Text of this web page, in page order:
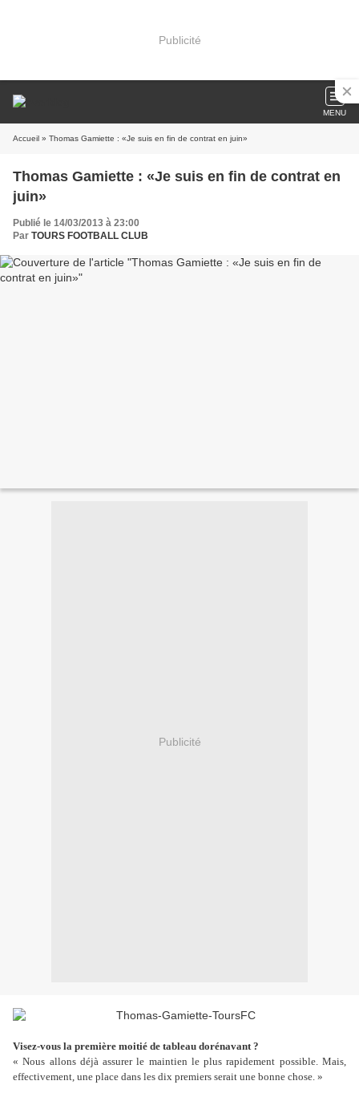
Publicité
MENU
Accueil » Thomas Gamiette : «Je suis en fin de contrat en juin»
Thomas Gamiette : «Je suis en fin de contrat en
juin»
Publié le 14/03/2013 à 23:00
Par TOURS FOOTBALL CLUB
Publicité
Visez-vous la première moitié de tableau dorénavant ?
« Nous allons déjà assurer le maintien le plus rapidement possible. Mais,
effectivement, une place dans les dix premiers serait une bonne chose. »